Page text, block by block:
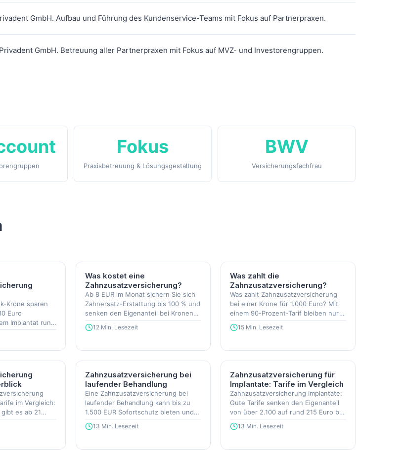
GmbH. Aufbau und Führung des Kundenservice-Teams mit Fokus auf Partnerpraxen.
GmbH. Betreuung aller Partnerpraxen mit Fokus auf MVZ- und Investorengruppen.
Fokus
Praxisbetreuung & Lösungsgestaltung
BWV
Versicherungsfachfrau
Krone sparen
Euro
Implantat rund
Was kostet eine
Zahnzusatzversicherung?
Ab 8 EUR im Monat sichern Sie sich
Zahnersatz-Erstattung bis 100 % und
senken den Eigenanteil bei Kronen
um bis zu 90 %.
12 Min. Lesezeit
Was zahlt die
Zahnzusatzversicherung?
Was zahlt Zahnzusatzversicherung
bei einer Krone für 1.000 Euro? Mit
einem 90-Prozent-Tarif bleiben nur
76 Euro Eigenanteil.
15 Min. Lesezeit
im Vergleich:
es ab 21
Zahnzusatzversicherung bei
laufender Behandlung
Eine Zahnzusatzversicherung bei
laufender Behandlung kann bis zu
1.500 EUR Sofortschutz bieten und
sichert alle künftigen Zähne ab
13 Min. Lesezeit
Zahnzusatzversicherung für
Implantate: Tarife im Vergleich
Zahnzusatzversicherung Implantate:
Gute Tarife senken den Eigenanteil
von über 2.100 auf rund 215 Euro bei
einem Einzelimplantat.
13 Min. Lesezeit